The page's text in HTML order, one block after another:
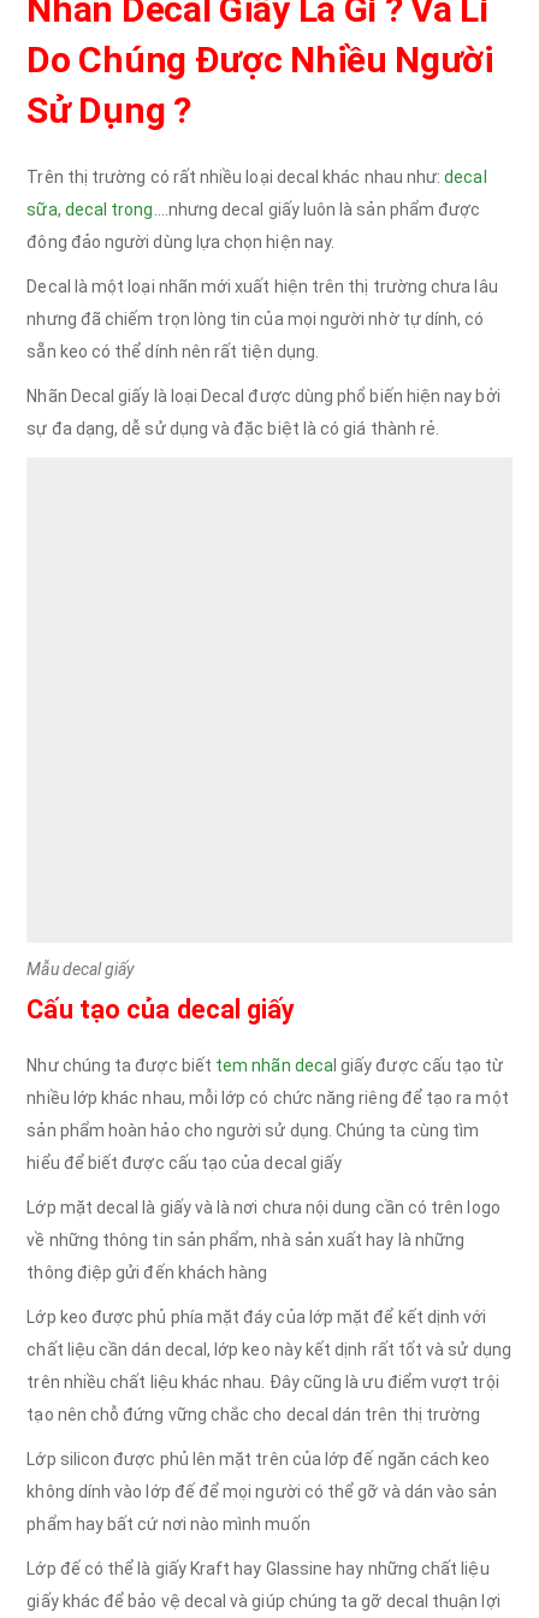
Nhãn Decal Giấy Là Gì ? Và Lí
Do Chúng Được Nhiều Người
Sử Dụng ?
Trên thị trường có rất nhiều loại decal khác nhau như:decal
sữa, decal trong ….nhưng decal giấy luôn là sản phẩm được
đông đảo người dùng lựa chọn hiện nay.
Decal là một loại nhãn mới xuất hiện trên thị trường chưa lâu
nhưng đã chiếm trọn lòng tin của mọi người nhờ tự dính, có
sẵn keo có thể dính nên rất tiện dụng.
Nhãn Decal giấy là loại Decal được dùng phổ biến hiện nay bởi
sự đa dạng, dễ sử dụng và đặc biệt là có giá thành rẻ.
Mẫu decal giấy
Cấu tạo của decal giấy
Như chúng ta được biết tem nhãn deca l giấy được cấu tạo từ
nhiều lớp khác nhau, mỗi lớp có chức năng riêng để tạo ra một
sản phẩm hoàn hảo cho người sử dụng. Chúng ta cùng tìm
hiểu để biết được cấu tạo của decal giấy
Lớp mặt decal là giấy và là nơi chưa nội dung cần có trên logo
về những thông tin sản phẩm, nhà sản xuất hay là những
thông điệp gửi đến khách hàng
Lớp keo được phủ phía mặt đáy của lớp mặt để kết dịnh với
chất liệu cần dán decal, lớp keo này kết dịnh rất tốt và sử dụng
trên nhiều chất liệu khác nhau. Đây cũng là ưu điểm vượt trội
tạo nên chỗ đứng vững chắc cho decal dán trên thị trường
Lớp silicon được phủ lên mặt trên của lớp đế ngăn cách keo
không dính vào lớp đế để mọi người có thể gỡ và dán vào sản
phẩm hay bất cứ nơi nào mình muốn
Lớp đế có thể là giấy Kraft hay Glassine hay những chất liệu
giấy khác để bảo vệ decal và giúp chúng ta gỡ decal thuận lợi